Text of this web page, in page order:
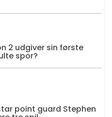
2 udgiver sin første
spor?
point guard Stephen